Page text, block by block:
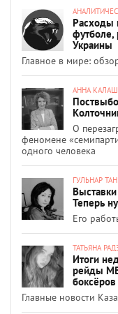
Расходы
футболе,
Украины
Главное в мире:
АННА
О
феномене
одного человека
ГУЛЬНАР
Теперь
Его
ТАТЬЯНА
Итоги
рейды
боксёров
Главные новости